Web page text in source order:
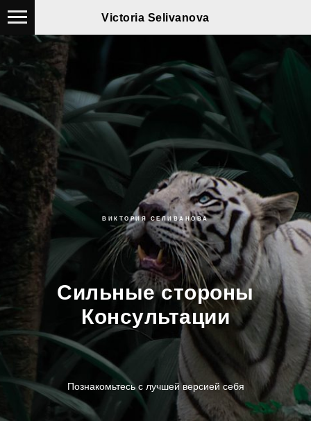
Victoria Selivanova
ВИКТОРИЯ СЕЛИВАНОВА
Сильные стороны
Консультации
Познакомьтесь с лучшей версией себя